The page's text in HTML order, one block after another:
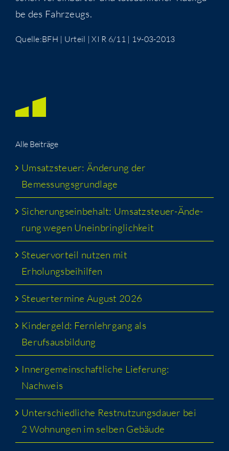
be des Fahrzeugs.
Quelle:BFH | Urteil | XI R 6/11 | 19-03-2013
Alle Bei­trä­ge
Umsatz­steu­er: Ände­rung der
Bemessungsgrundlage
Siche­rungs­ein­be­halt: Umsatz­steu­er-Ände­
rung wegen Uneinbringlichkeit
Steu­er­vor­teil nut­zen mit
Erholungsbeihilfen
Steu­er­ter­mi­ne August 2026
Kin­der­geld: Fern­lehr­gang als
Berufsausbildung
Inner­ge­mein­schaft­li­che Lie­fe­rung:
Nachweis
Unter­schied­li­che Rest­nut­zungs­dau­er bei
2 Woh­nun­gen im sel­ben Gebäude